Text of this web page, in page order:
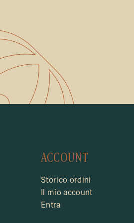
ACCOUNT
Storico ordini
Il mio account
Entra